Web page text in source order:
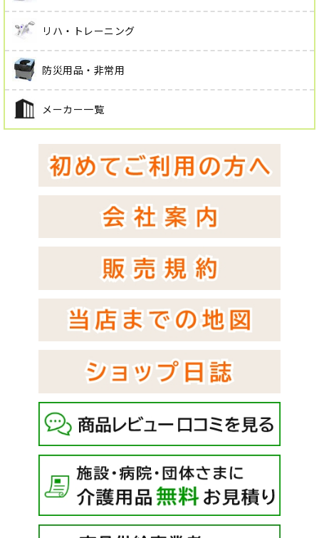
リハ・トレーニング
防災用品・非常用
メーカー一覧